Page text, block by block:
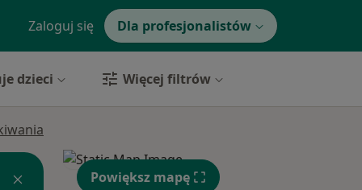
Zaloguj się Dla profesjonalistów
dzieci Więcej filtrów
Powiększ mapę